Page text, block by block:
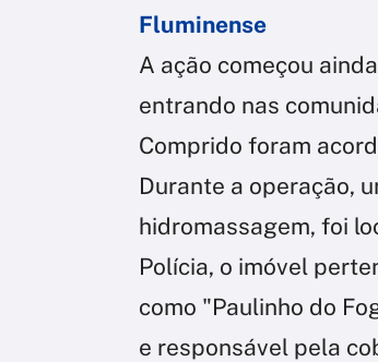
Fluminense
A ação começou
entrando nas
Comprido foram
Durante a operação,
hidromassagem, foi
Polícia, o imóvel
como "Paulinho do
e responsável pela